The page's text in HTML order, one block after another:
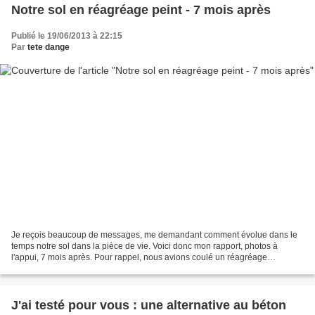
Notre sol en réagréage peint - 7 mois après
Publié le 19/06/2013 à 22:15
Par tete dange
Je reçois beaucoup de messages, me demandant comment évolue dans le
temps notre sol dans la pièce de vie. Voici donc mon rapport, photos à
l'appui, 7 mois après. Pour rappel, nous avions coulé un réagréage
J'ai testé pour vous : une alternative au béton